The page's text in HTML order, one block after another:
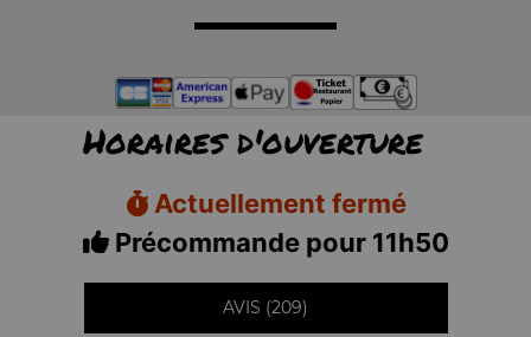
Horaires d'ouverture
Actuellement fermé
Précommande pour 11h50
AVIS (209)